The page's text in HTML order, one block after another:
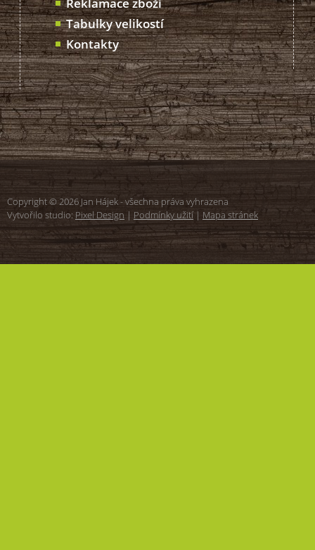
Tabulky velikostí
Kontakty
Copyright © 2026 Jan Hájek - všechna práva vyhrazena
Vytvořilo studio: Pixel Design | Podmínky užití | Mapa stránek